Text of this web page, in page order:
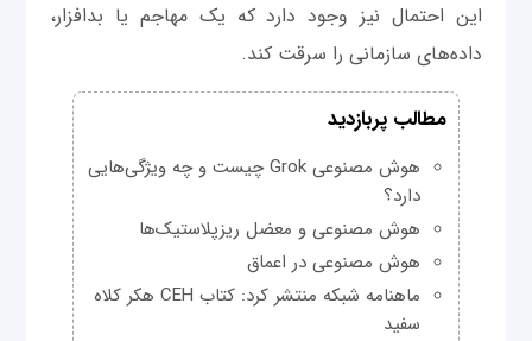
این احتمال نیز وجود دارد که یک مهاجم یا بدافزار،
داده‌های سازمانی را سرقت کند.
مطالب پربازدید
هوش مصنوعی Grok چیست و چه ویژگی‌هایی
دارد؟
هوش مصنوعی و معضل ریزپلاستیک‌ها
هوش مصنوعی در اعماق
ماهنامه شبکه منتشر کرد: کتاب CEH هکر کلاه
سفید